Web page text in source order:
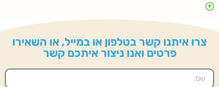
צרו איתנו קשר בטלפון או במייל, או השאירו
פרטים ואנו ניצור איתכם קשר